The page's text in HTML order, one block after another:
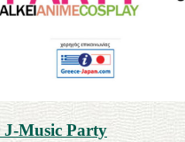
J-Music Party